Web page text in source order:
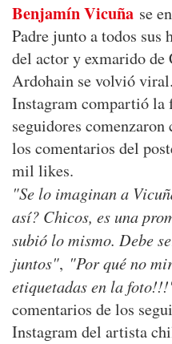
Benjamín Vicuña se
Padre junto a todos
del actor y exmarido
Ardohain se volvió
Instagram compartió la
seguidores comenzaron
los comentarios del
mil likes.
"Se lo imaginan a
así? Chicos, es una
subió lo mismo. Debe
juntos", "Por qué no
etiquetadas en la
comentarios de los
Instagram del artista